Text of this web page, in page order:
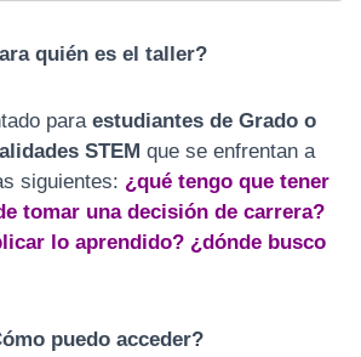
quién es el taller?
para estudiantes de Grado o
STEM que se enfrentan a
siguientes: ¿qué tengo que tener
tomar una decisión de carrera?
lo aprendido? ¿dónde busco
puedo acceder?